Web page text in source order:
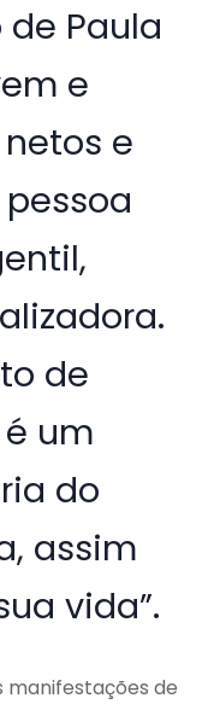
de Paula
e
e
de
um
do
assim
vida”.
manifestações de